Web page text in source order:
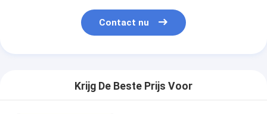
Contact nu
Krijg De Beste Prijs Voor